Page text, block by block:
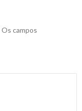
Os campos